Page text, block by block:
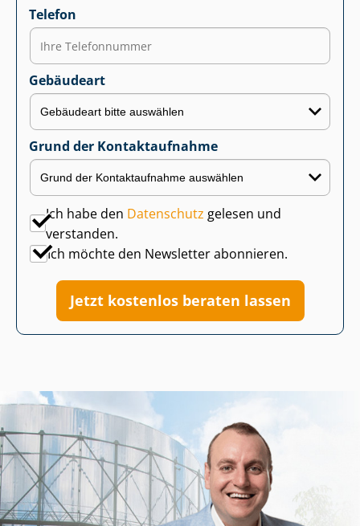
Telefon
Gebäudeart
Grund der Kontaktaufnahme
Ich habe den Datenschutz gelesen und
verstanden.
Ich möchte den Newsletter abonnieren.
Jetzt kostenlos beraten lassen